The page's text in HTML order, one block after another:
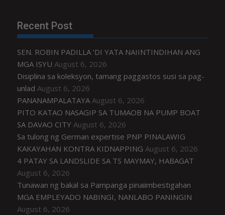
Recent Post
SEN. ROBIN PADILLA ‘DI YATA NAIINTINDIHAN ANG
MGA ISYU August 6, 2026
Disiplina sa koleksyon, tamang paggastos susi sa pag-
unlad August 6, 2026
PANANAMPALATAYA August 6, 2026
PITO KATAO NASAGIP SA TUMAOB NA PUMP BOAT
SA DAVAO CITY August 6, 2026
Sa tulong ng German expertise PNP PINALAWIG
KAKAYAHAN KONTRA KIDNAPPING August 6, 2026
4 PATAY SA LANDSLIDE SA TS MAYMAY, HABAGAT
August 6, 2026
Tunawan ng bakal sa Pampanga pinaiimbestigahan
MGA EMPLEYADO NABINGI, NANLABO PANINGIN
August 6, 2026